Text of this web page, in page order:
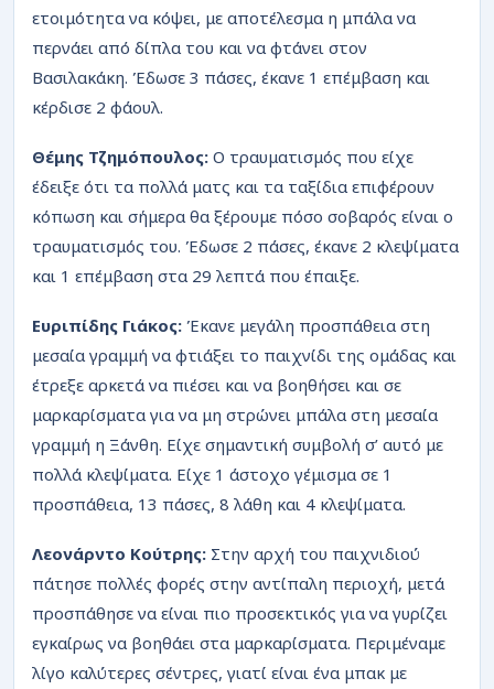
ετοιμότητα να κόψει, με αποτέλεσμα η μπάλα να
περνάει από δίπλα του και να φτάνει στον
Βασιλακάκη. Έδωσε 3 πάσες, έκανε 1 επέμβαση και
κέρδισε 2 φάουλ.
Θέμης Τζημόπουλος: Ο τραυματισμός που είχε
έδειξε ότι τα πολλά ματς και τα ταξίδια επιφέρουν
κόπωση και σήμερα θα ξέρουμε πόσο σοβαρός είναι ο
τραυματισμός του. Έδωσε 2 πάσες, έκανε 2 κλεψίματα
και 1 επέμβαση στα 29 λεπτά που έπαιξε.
Ευριπίδης Γιάκος: Έκανε μεγάλη προσπάθεια στη
μεσαία γραμμή να φτιάξει το παιχνίδι της ομάδας και
έτρεξε αρκετά να πιέσει και να βοηθήσει και σε
μαρκαρίσματα για να μη στρώνει μπάλα στη μεσαία
γραμμή η Ξάνθη. Είχε σημαντική συμβολή σ’ αυτό με
πολλά κλεψίματα. Είχε 1 άστοχο γέμισμα σε 1
προσπάθεια, 13 πάσες, 8 λάθη και 4 κλεψίματα.
Λεονάρντο Κούτρης: Στην αρχή του παιχνιδιού
πάτησε πολλές φορές στην αντίπαλη περιοχή, μετά
προσπάθησε να είναι πιο προσεκτικός για να γυρίζει
εγκαίρως να βοηθάει στα μαρκαρίσματα. Περιμέναμε
λίγο καλύτερες σέντρες, γιατί είναι ένα μπακ με